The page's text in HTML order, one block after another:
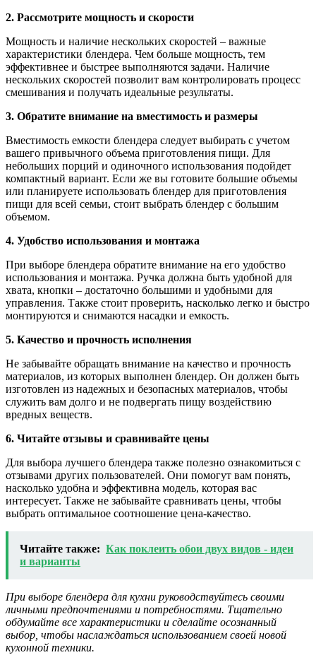
2. Рассмотрите мощность и скорости
Мощность и наличие нескольких скоростей – важные
характеристики блендера. Чем больше мощность, тем
эффективнее и быстрее выполняются задачи. Наличие
нескольких скоростей позволит вам контролировать процесс
смешивания и получать идеальные результаты.
3. Обратите внимание на вместимость и размеры
Вместимость емкости блендера следует выбирать с учетом
вашего привычного объема приготовления пищи. Для
небольших порций и одиночного использования подойдет
компактный вариант. Если же вы готовите большие объемы
или планируете использовать блендер для приготовления
пищи для всей семьи, стоит выбрать блендер с большим
объемом.
4. Удобство использования и монтажа
При выборе блендера обратите внимание на его удобство
использования и монтажа. Ручка должна быть удобной для
хвата, кнопки – достаточно большими и удобными для
управления. Также стоит проверить, насколько легко и быстро
монтируются и снимаются насадки и емкость.
5. Качество и прочность исполнения
Не забывайте обращать внимание на качество и прочность
материалов, из которых выполнен блендер. Он должен быть
изготовлен из надежных и безопасных материалов, чтобы
служить вам долго и не подвергать пищу воздействию
вредных веществ.
6. Читайте отзывы и сравнивайте цены
Для выбора лучшего блендера также полезно ознакомиться с
отзывами других пользователей. Они помогут вам понять,
насколько удобна и эффективна модель, которая вас
интересует. Также не забывайте сравнивать цены, чтобы
выбрать оптимальное соотношение цена-качество.
Читайте также: Как поклеить обои двух видов - идеи
и варианты
При выборе блендера для кухни руководствуйтесь своими
личными предпочтениями и потребностями. Тщательно
обдумайте все характеристики и сделайте осознанный
выбор, чтобы наслаждаться использованием своей новой
кухонной техники.